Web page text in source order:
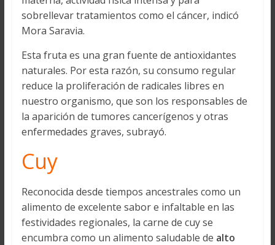
sobrellevar tratamientos como el cáncer, indicó
Mora Saravia.
Esta fruta es una gran fuente de antioxidantes
naturales. Por esta razón, su consumo regular
reduce la proliferación de radicales libres en
nuestro organismo, que son los responsables de
la aparición de tumores cancerígenos y otras
enfermedades graves, subrayó.
Cuy
Reconocida desde tiempos ancestrales como un
alimento de excelente sabor e infaltable en las
festividades regionales, la carne de cuy se
encumbra como un alimento saludable de alto